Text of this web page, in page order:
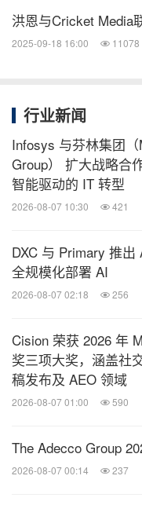
立地看待该指标，或
国通用会计准则编制
本次公告包含前瞻
国《私人证券诉讼
的。这些前瞻性陈
划"、"相信"、"估计"
实的陈述，包括有关
于前瞻性陈述。此外
易委员会的定期报
稿和其他由高管人
头和书面陈述中发表
导致实际结果与任何
大差异，包括但不限
洪恩与Cricket Media
2025-09-18 16:00 11078
行业新闻
Infosys 与芬林集团
Group） 扩大战略合
智能驱动的 IT 转型
2026-08-07 10:30 421
DXC 与 Primary 推
全规模化部署 AI
2026-08-07 02:18 256
Cision 荣获 2026 年
奖三项大奖，涵盖社
稿发布及 AEO 领域
2026-08-07 01:00 590
The Adecco Group
2026-08-07 00:14 237